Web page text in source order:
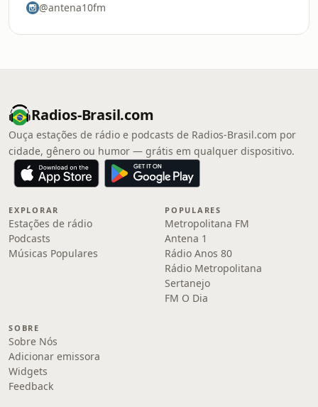
@antena10fm
Radios-Brasil.com
Ouça estações de rádio e podcasts de Radios-Brasil.com por
cidade, gênero ou humor — grátis em qualquer dispositivo.
EXPLORAR
Estações de rádio
Podcasts
Músicas Populares
POPULARES
Metropolitana FM
Antena 1
Rádio Anos 80
Rádio Metropolitana
Sertanejo
FM O Dia
SOBRE
Sobre Nós
Adicionar emissora
Widgets
Feedback